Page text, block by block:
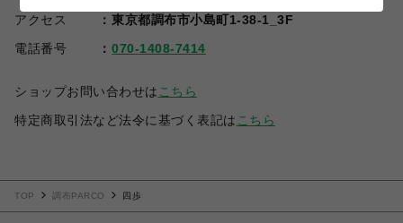
アクセス
東京都調布市小島町1-38-1_3F
電話番号
070-1408-7414
ショップお問い合わせは こちら
特定商取引法など法令に基づく表記は こちら
TOP 調布PARCO 四歩